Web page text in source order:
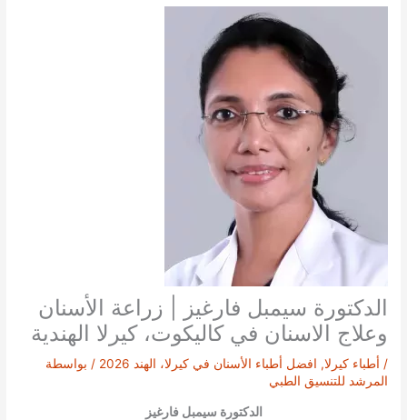
الدكتورة سيمبل فارغيز | زراعة الأسنان
وعلاج الاسنان في كاليكوت، كيرلا الهندية
/ أطباء كيرلا, افضل أطباء الأسنان في كيرلا، الهند 2026
/ بواسطة
المرشد للتنسيق الطبي
الدكتورة سيمبل فارغيز